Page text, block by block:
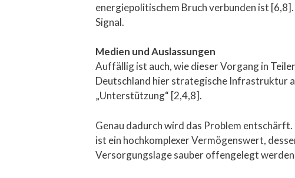
energiepolitischem Bruch verbunden ist
Signal.
Medien und Auslassungen
Auffällig ist auch, wie dieser Vorgang in
Deutschland hier strategische Infrastruktur
„Unterstützung“ [2,4,8].
Genau dadurch wird das Problem
ist ein hochkomplexer Vermögenswert,
Versorgungslage sauber offengelegt werden